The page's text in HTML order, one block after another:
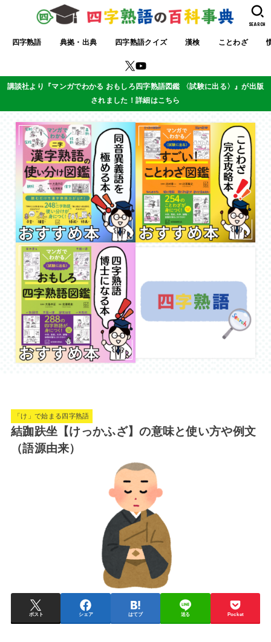
四字熟語 典拠・出典 四字熟語クイズ 漢検 ことわざ
SEARCH
講談社より『マンガでわかる おもしろ四字熟語図鑑 〈試験に出る〉』が出版
されました！詳細はこちら
「け」で始まる四字熟語
結跏趺坐【けっかふざ】の意味と使い方や例文
（語源由来）
ポスト シェア はてブ 送る Pocket